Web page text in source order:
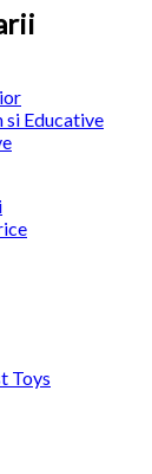
si Educative
Toys